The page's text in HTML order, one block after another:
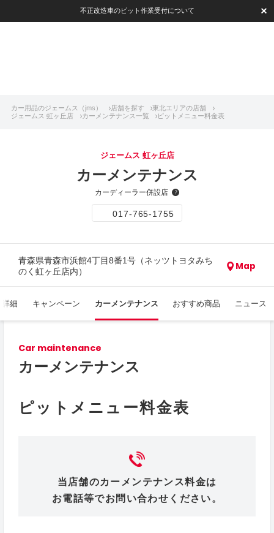
不正改造車のピット作業受付について
カー用品のジェームス（jms） 店舗を探す
東北エリアの店舗
ジェームス 虹ヶ丘店
カーメンテナンス一覧 ピットメニュー料金表
ジェームス 虹ヶ丘店
カーメンテナンス
カーディーラー併設店
017-765-1755
青森県青森市浜館4丁目8番1号（ネッツトヨタみち
のく虹ヶ丘店内）
Map
細 キャンペーン カーメンテナンス おすすめ商品 ニュース
Car maintenance
カーメンテナンス
ピットメニュー料金表
当店舗のカーメンテナンス料金は
お電話等でお問い合わせください。